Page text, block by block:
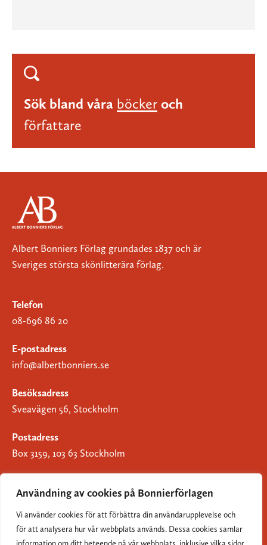
Användning av cookies på Bonnierförlagen
Vi använder cookies för att förbättra din användarupplevelse och
för att analysera hur vår webbplats används. Dessa cookies samlar
Sök bland våra böcker och
författare
Albert Bonniers Förlag grundades 1837 och är
Sveriges största skönlitterära förlag.
Telefon
08-696 86 20
E-postadress
info@albertbonniers.se
Besöksadress
Sveavägen 56, Stockholm
Postadress
Box 3159, 103 63 Stockholm
Om Bonnierförlagen
Cookies